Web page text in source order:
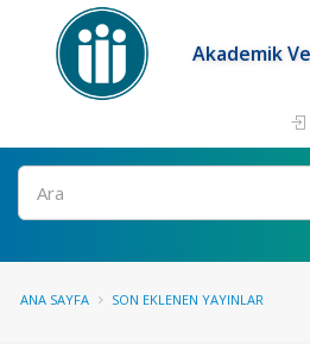
Akademik
Ara
ANA SAYFA SON EKLENEN YAYINLAR